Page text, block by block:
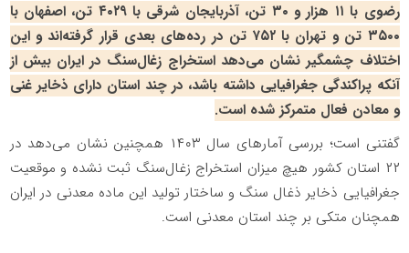
رضوی با ۱۱ هزار و ۳۰ تن، آذربایجان شرقی با ۴۰۲۹ تن، اصفهان با
۳۵۰۰ تن و تهران با ۷۵۲ تن در رده‌های بعدی قرار گرفته‌اند و این
اختلاف چشمگیر نشان می‌دهد استخراج زغال‌سنگ در ایران بیش از
آنکه پراکندگی جغرافیایی داشته باشد، در چند استان دارای ذخایر غنی
و معادن فعال متمرکز شده است.
گفتنی است؛ بررسی آمارهای سال ۱۴۰۳ همچنین نشان می‌دهد در
۲۲ استان کشور هیچ میزان استخراج زغال‌سنگ ثبت نشده و موقعیت
جغرافیایی ذخایر ذغال سنگ و ساختار تولید این ماده معدنی در ایران
همچنان متکی بر چند استان معدنی است.